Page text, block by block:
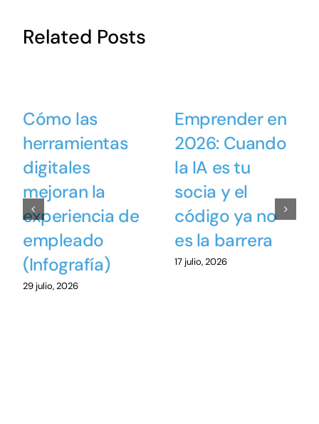
Related Posts
Cómo las
herramientas
digitales
mejoran la
experiencia de
empleado
(Infografía)
29 julio, 2026
Emprender en
2026: Cuando
la IA es tu
socia y el
código ya no
es la barrera
17 julio, 2026